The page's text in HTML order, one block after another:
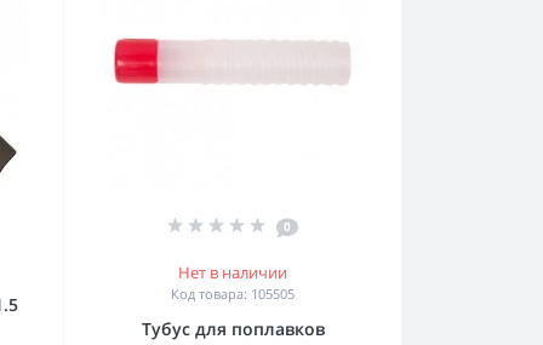
0
Нет в наличии
Код товара: 105505
Тубус для поплавков